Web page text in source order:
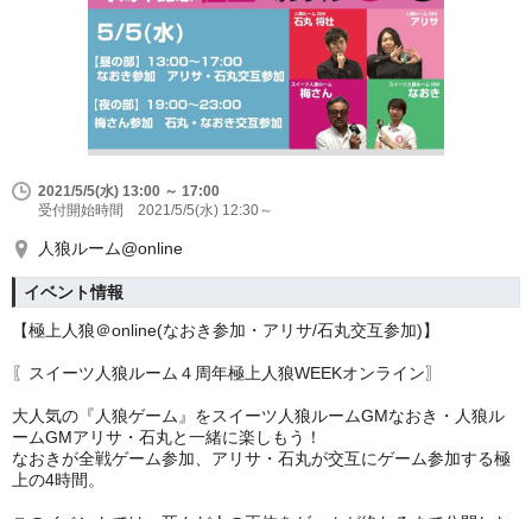
2021/5/5(水) 13:00 ～ 17:00
受付開始時間 2021/5/5(水) 12:30～
人狼ルーム@online
イベント情報
【極上人狼＠online(なおき参加・アリサ/石丸交互参加)】
〖スイーツ人狼ルーム４周年極上人狼WEEKオンライン〗
大人気の『人狼ゲーム』をスイーツ人狼ルームGMなおき・人狼ル
ームGMアリサ・石丸と一緒に楽しもう！
なおきが全戦ゲーム参加、アリサ・石丸が交互にゲーム参加する極
上の4時間。